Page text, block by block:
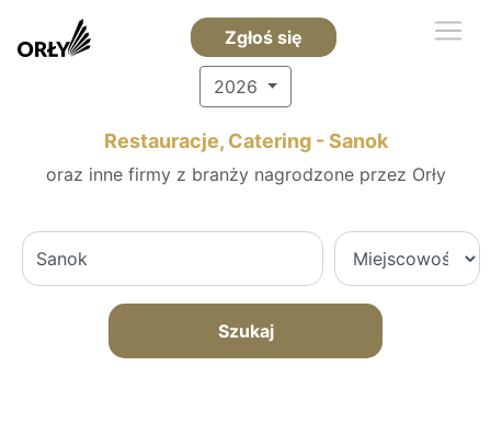
Zgłoś się
2026
Restauracje, Catering - Sanok
oraz inne firmy z branży nagrodzone przez Orły
Szukaj